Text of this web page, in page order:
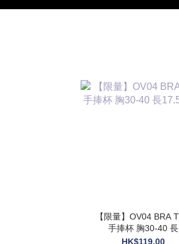
【限量】OV04 BRA TOP
手捧杯 胸30-40 長
17.5$399
HK$119.00